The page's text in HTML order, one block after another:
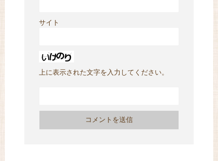
サイト
上に表示された文字を入力してください。